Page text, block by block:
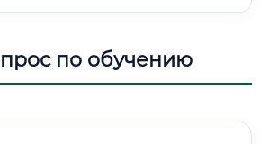
по обучению